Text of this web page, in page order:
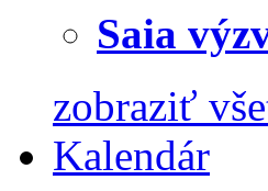
Saia
zobraziť
Kalendár